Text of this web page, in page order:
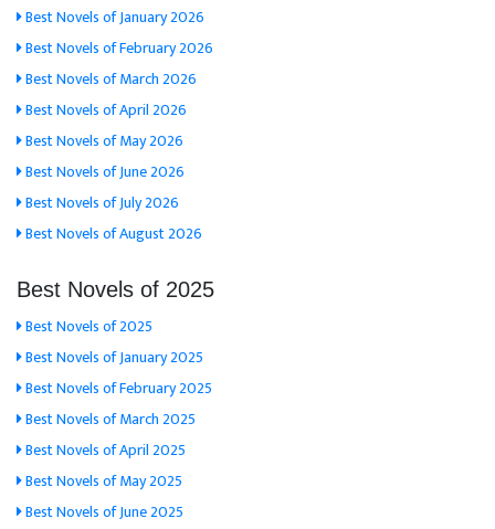
Best Novels of January 2026
Best Novels of February 2026
Best Novels of March 2026
Best Novels of April 2026
Best Novels of May 2026
Best Novels of June 2026
Best Novels of July 2026
Best Novels of August 2026
Best Novels of 2025
Best Novels of 2025
Best Novels of January 2025
Best Novels of February 2025
Best Novels of March 2025
Best Novels of April 2025
Best Novels of May 2025
Best Novels of June 2025